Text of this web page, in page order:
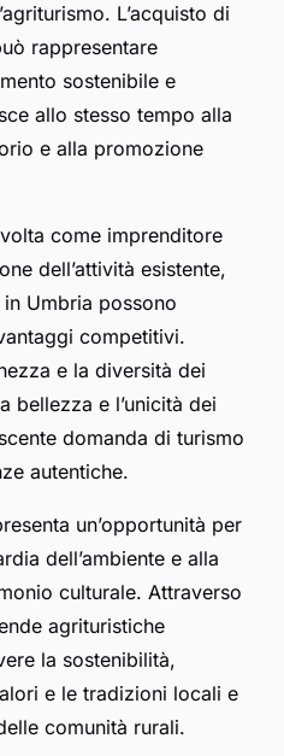
L’acquisto di
rappresentare
sostenibile e
allo stesso tempo alla
e alla promozione
come imprenditore
dell’attività esistente,
Umbria possono
competitivi.
e la diversità dei
bellezza e l’unicità dei
domanda di turismo
autentiche.
un’opportunità per
dell’ambiente e alla
culturale. Attraverso
agrituristiche
la sostenibilità,
e le tradizioni locali e
comunità rurali.